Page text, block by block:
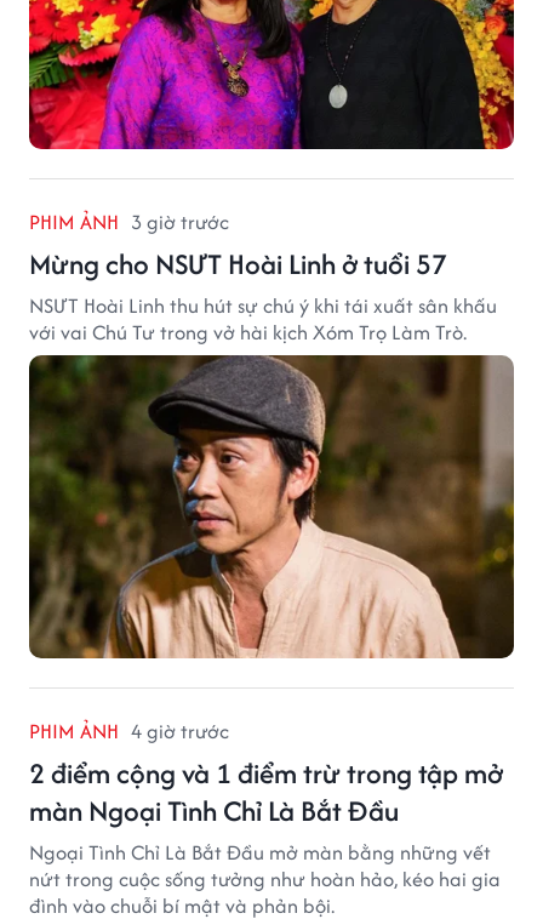
PHIM ẢNH 3 giờ trước
Mừng cho NSƯT Hoài Linh ở tuổi 57
NSƯT Hoài Linh thu hút sự chú ý khi tái xuất sân khấu
với vai Chú Tư trong vở hài kịch Xóm Trọ Làm Trò.
PHIM ẢNH 4 giờ trước
2 điểm cộng và 1 điểm trừ trong tập mở
màn Ngoại Tình Chỉ Là Bắt Đầu
Ngoại Tình Chỉ Là Bắt Đầu mở màn bằng những vết
nứt trong cuộc sống tưởng như hoàn hảo, kéo hai gia
đình vào chuỗi bí mật và phản bội.